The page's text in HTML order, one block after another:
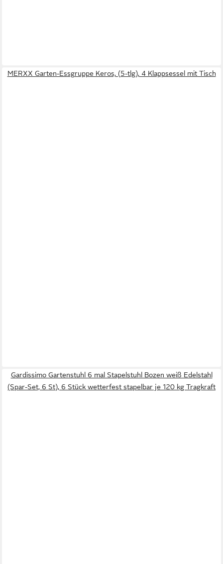
MERXX Garten-Essgruppe Keros, (5-tlg), 4 Klappsessel mit Tisch
Gardissimo Gartenstuhl 6 mal Stapelstuhl Bozen weiß Edelstahl
(Spar-Set, 6 St), 6 Stück wetterfest stapelbar je 120 kg Tragkraft